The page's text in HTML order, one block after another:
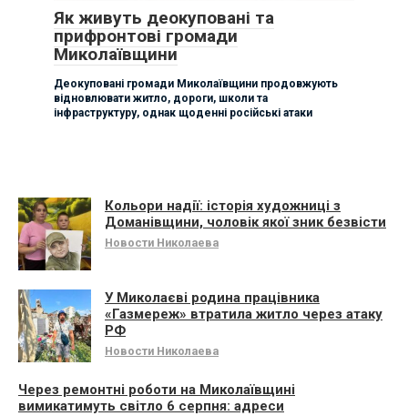
Як живуть деокуповані та
прифронтові громади
Миколаївщини
Деокуповані громади Миколаївщини продовжують
відновлювати житло, дороги, школи та
інфраструктуру, однак щоденні російські атаки
Кольори надії: історія художниці з
Доманівщини, чоловік якої зник безвісти
Новости Николаева
У Миколаєві родина працівника
«Газмереж» втратила житло через атаку
РФ
Новости Николаева
Через ремонтні роботи на Миколаївщині
вимикатимуть світло 6 серпня: адреси